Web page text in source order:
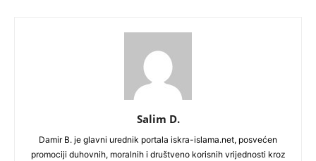
Salim D.
Damir B. je glavni urednik portala iskra-islama.net, posvećen
promociji duhovnih, moralnih i društveno korisnih vrijednosti kroz